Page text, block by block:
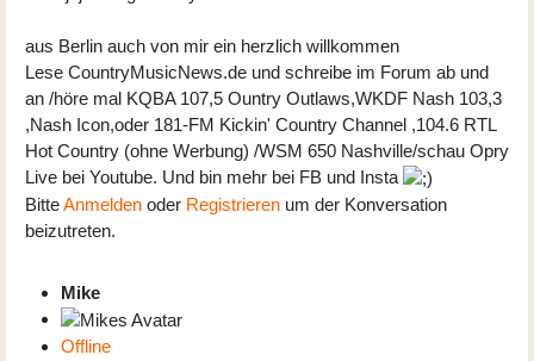
aus Berlin auch von mir ein herzlich willkommen
Lese CountryMusicNews.de und schreibe im Forum ab und
an /höre mal KQBA 107,5 Ountry Outlaws,WKDF Nash 103,3
,Nash Icon,oder 181-FM Kickin' Country Channel ,104.6 RTL
Hot Country (ohne Werbung) /WSM 650 Nashville/schau Opry
Live bei Youtube. Und bin mehr bei FB und Insta
BitteAnmelden oder Registrieren um der Konversation
beizutreten.
Mike
Offline